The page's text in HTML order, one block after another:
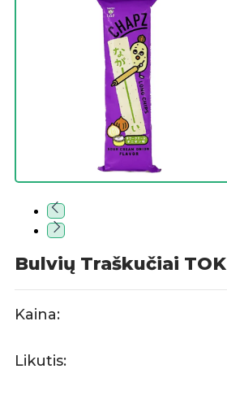
Bulvių Traškučiai
Kaina:
Likutis: